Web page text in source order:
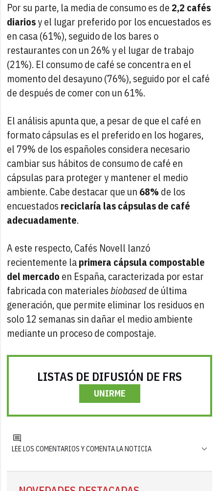
Por su parte, la media de consumo es de2,2 cafés
diariosy el lugar preferido por los encuestados es
en casa (61%), seguido de los bares o
restaurantes con un 26% y el lugar de trabajo
(21%). El consumo de café se concentra en el
momento del desayuno (76%), seguido por el café
de después de comer con un 61%.
El análisis apunta que, a pesar de que el café en
formato cápsulas es el preferido en los hogares,
el 79% de los españoles considera necesario
cambiar sus hábitos de consumo de café en
cápsulas para proteger y mantener el medio
ambiente. Cabe destacar que un 68% de los
encuestados reciclaría las cápsulas de café
adecuadamente.
A este respecto, Cafés Novell lanzó
recientemente laprimera cápsula compostable
del mercado en España, caracterizada por estar
fabricada con materialesbiobasedde última
generación, que permite eliminar los residuos en
solo 12 semanas sin dañar el medio ambiente
mediante un proceso de compostaje.
LISTAS DE DIFUSIÓN DE FRS
UNIRME
LEE LOS COMENTARIOS Y COMENTA LA NOTICIA